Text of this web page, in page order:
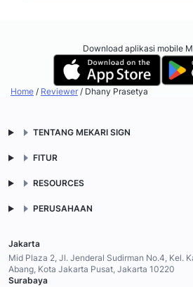
Home / Reviewer / Dhany Prasetya
Download aplikasi mobile
TENTANG MEKARI SIGN
FITUR
RESOURCES
PERUSAHAAN
Jakarta
Mid Plaza 2, Jl. Jenderal Sudirman No.4, Kel.
Abang, Kota Jakarta Pusat, Jakarta 10220
Surabaya